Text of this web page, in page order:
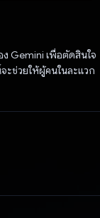
Gemini เพื่อตัดสินใจ
ะช่วยให้ผู้คนในละแวก